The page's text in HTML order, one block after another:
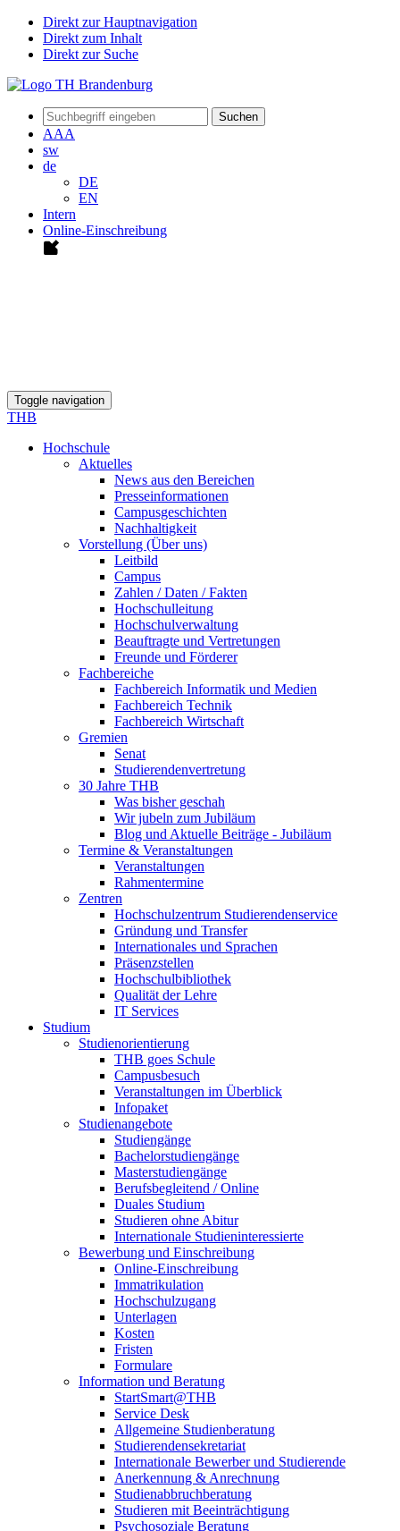
Direkt zur Hauptnavigation
Direkt zum Inhalt
Direkt zur Suche
Suchen
AAA
sw
de
DE
EN
Intern
Online-Einschreibung
Toggle navigation
THB
Hochschule
Aktuelles
News aus den Bereichen
Presseinformationen
Campusgeschichten
Nachhaltigkeit
Vorstellung (Über uns)
Leitbild
Campus
Zahlen / Daten / Fakten
Hochschulleitung
Hochschulverwaltung
Beauftragte und Vertretungen
Freunde und Förderer
Fachbereiche
Fachbereich Informatik und Medien
Fachbereich Technik
Fachbereich Wirtschaft
Gremien
Senat
Studierendenvertretung
30 Jahre THB
Was bisher geschah
Wir jubeln zum Jubiläum
Blog und Aktuelle Beiträge - Jubiläum
Termine & Veranstaltungen
Veranstaltungen
Rahmentermine
Zentren
Hochschulzentrum Studierendenservice
Gründung und Transfer
Internationales und Sprachen
Präsenzstellen
Hochschulbibliothek
Qualität der Lehre
IT Services
Studium
Studienorientierung
THB goes Schule
Campusbesuch
Veranstaltungen im Überblick
Infopaket
Studienangebote
Studiengänge
Bachelorstudiengänge
Masterstudiengänge
Berufsbegleitend / Online
Duales Studium
Studieren ohne Abitur
Internationale Studieninteressierte
Bewerbung und Einschreibung
Online-Einschreibung
Immatrikulation
Hochschulzugang
Unterlagen
Kosten
Fristen
Formulare
Information und Beratung
StartSmart@THB
Service Desk
Allgemeine Studienberatung
Studierendensekretariat
Internationale Bewerber und Studierende
Anerkennung & Anrechnung
Studienabbruchberatung
Studieren mit Beeinträchtigung
Psychosoziale Beratung